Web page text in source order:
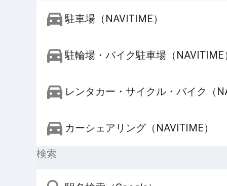
駐車場（NAVITIME）
駐輪場・バイク駐車場（NAVITIME
レンタカー・サイクル・バイク（
カーシェアリング（NAVITIME）
検索